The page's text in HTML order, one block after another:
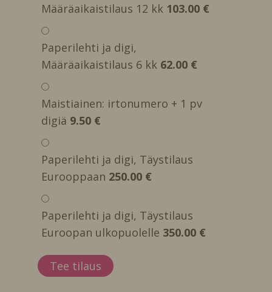
Määräaikaistilaus 12 kk 103.00 €
Paperilehti ja digi,
Määräaikaistilaus 6 kk 62.00 €
Maistiainen: irtonumero + 1 pv
digiä 9.50 €
Paperilehti ja digi, Täystilaus
Eurooppaan 250.00 €
Paperilehti ja digi, Täystilaus
Euroopan ulkopuolelle 350.00 €